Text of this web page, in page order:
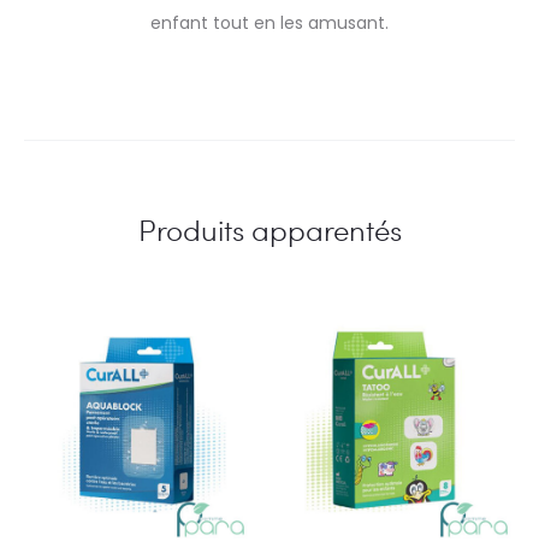
enfant tout en les amusant.
Produits apparentés